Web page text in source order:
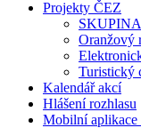
Projekty ČEZ
Oranžový
Turistický
Kalendář akcí
Hlášení rozhlasu
Mobilní aplikace